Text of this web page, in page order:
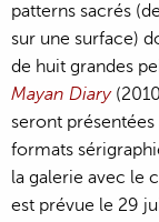
patterns sacrés
sur une surface)
de huit grandes
Mayan Diary
seront
formats
la galerie avec le
est prévue le 29